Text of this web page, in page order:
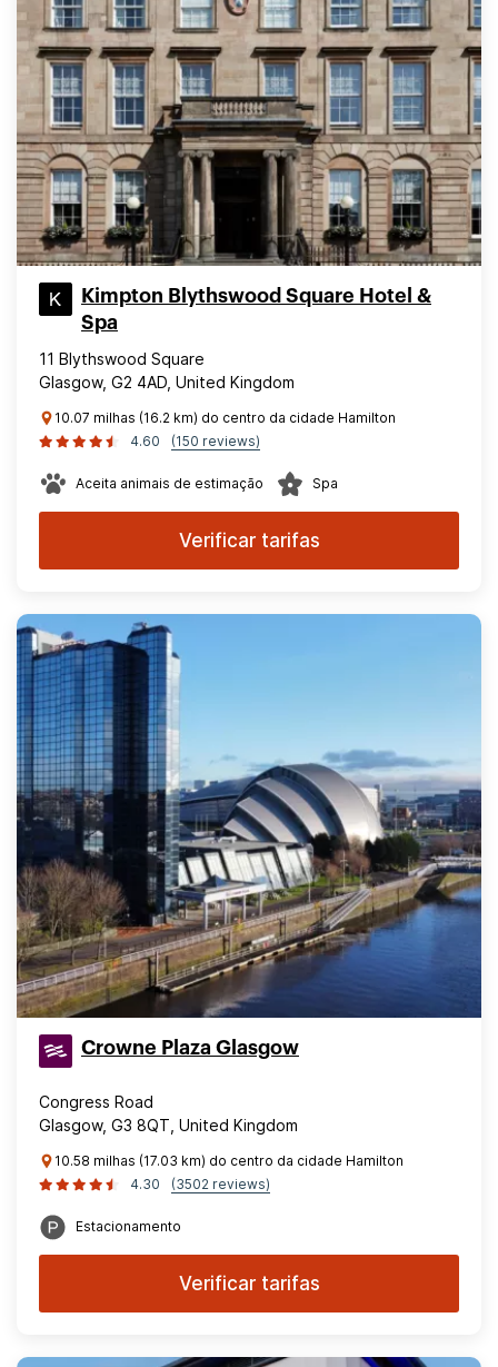
Kimpton Blythswood Square Hotel &
Spa
11 Blythswood Square
Glasgow, G2 4AD, United Kingdom
10.07 milhas (16.2 km) do centro da cidade Hamilton
4.60
(150 reviews)
Aceita animais de estimação Spa
Verificar tarifas
Crowne Plaza Glasgow
Congress Road
Glasgow, G3 8QT, United Kingdom
10.58 milhas (17.03 km) do centro da cidade Hamilton
4.30
(3502 reviews)
Estacionamento
Verificar tarifas